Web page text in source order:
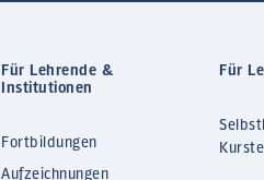
Für Lehrende &
Institutionen
Fortbildungen
Aufzeichnungen
Für